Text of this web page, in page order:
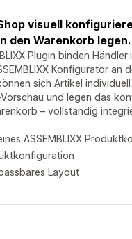
visuell
den Warenkorb legen.
Plugin binden
Konfigurator an
sich Artikel
und legen das
– vollständig
ASSEMBLIXX
Layout